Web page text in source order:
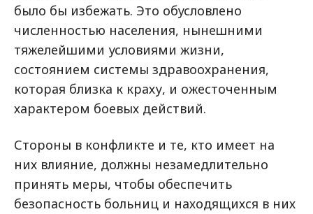
было бы избежать. Это обусловлено
численностью населения, нынешними
тяжелейшими условиями жизни,
состоянием системы здравоохранения,
которая близка к краху, и ожесточенным
характером боевых действий.
Стороны в конфликте и те, кто имеет на
них влияние, должны незамедлительно
принять меры, чтобы обеспечить
безопасность больниц и находящихся в них